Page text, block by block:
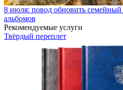
8 июля: повод обновить семейный
альбомов
Рекомендуемые услуги
Твёрдый переплет